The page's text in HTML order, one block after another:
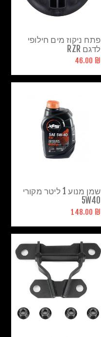
פתח ניקוז מים חילופי
לדגם RZR
₪ 46.00
שמן מנוע 1 ליטר מקורי
5W40
₪ 148.00